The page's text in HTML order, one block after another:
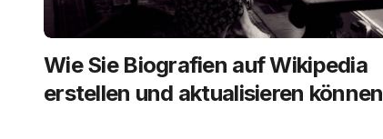
Wie Sie Biografien auf Wikipedia
erstellen und aktualisieren können